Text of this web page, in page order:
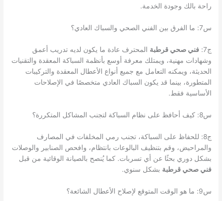
راحة بالك وجودة الخدمة.
س7: ما الفرق بين الفني الصحي والسباك العادي؟
ج7: فني صحي قرطبة المحترف عادة ما يكون لديه تدريب أعمق
وشهادات مهنية، ويمتلك معرفة أوسع بأنظمة السباكة المعقدة والتقنيات
الحديثة، ويمكنه التعامل مع جميع أنواع الأعطال المعقدة والتركيبات
المتطورة، بينما قد يكون السباك العادي متخصصًا في الإصلاحات
الأساسية فقط.
س8: كيف أحافظ على نظام السباكة لتجنب المشاكل المتكررة؟
ج8: للحفاظ على السباكة، تجنب رمي المخلفات في المصارف
والمراحيض، وقم بتنظيف البالوعات بانتظام، وافحص الصنابير والوصلات
بشكل دوري بحثًا عن أي تسربات. كما يُنصح بالصيانة الوقائية من قبل
فني صحي قرطبة بشكل سنوي.
س9: ما هو الوقت المتوقع لإصلاح الأعطال الشائعة؟